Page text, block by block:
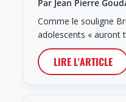
Par Jean Pierre
Comme le souligne
adolescents « auront
LIRE L'ARTICLE